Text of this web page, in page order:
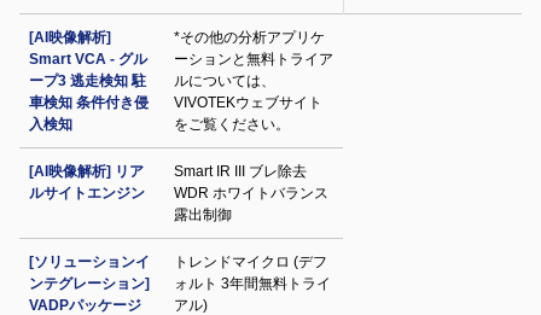
[AI映像解析]
Smart VCA - グル
ープ3 逃走検知 駐
車検知 条件付き侵
入検知
*その他の分析アプリケ
ーションと無料トライア
ルについては、
VIVOTEKウェブサイト
をご覧ください。
[AI映像解析] リア
ルサイトエンジン
Smart IR III ブレ除去
WDR ホワイトバランス
露出制御
[ソリューションイ
ンテグレーション]
VADPパッケージ
トレンドマイクロ (デフ
ォルト 3年間無料トライ
アル)